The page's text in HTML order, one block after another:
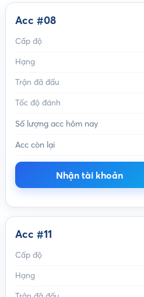
Acc #08
Cấp độ
Hạng
Trận đã đấu
Tốc độ đánh
Số lượng acc hôm nay
Acc còn lại
Nhận tài khoản
Acc #11
Cấp độ
Hạng